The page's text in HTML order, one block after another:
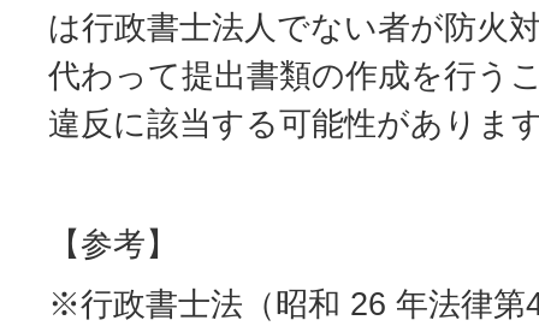
は行政書士法人でない者が防火
代わって提出書類の作成を行う
違反に該当する可能性がありま
【参考】
※行政書士法（昭和 26 年法律第